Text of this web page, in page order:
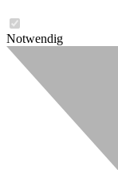
Notwendig